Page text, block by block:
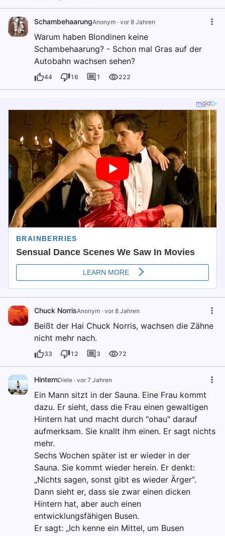
SchambehaarungAnonym · vor 8 Jahren
Warum haben Blondinen keine
Schambehaarung? - Schon mal Gras auf der
Autobahn wachsen sehen?
44 16 1 222
Chuck NorrisAnonym · vor 8 Jahren
Beißt der Hai Chuck Norris, wachsen die Zähne
nicht mehr nach.
33 12 3 72
HinternDiele · vor 7 Jahren
Ein Mann sitzt in der Sauna. Eine Frau kommt
dazu. Er sieht, dass die Frau einen gewaltigen
Hintern hat und macht durch "ohau" darauf
aufmerksam. Sie knallt ihm einen. Er sagt nichts
mehr.
Sechs Wochen später ist er wieder in der
Sauna. Sie kommt wieder herein. Er denkt:
„Nichts sagen, sonst gibt es wieder Ärger“.
Dann sieht er, dass sie zwar einen dicken
Hintern hat, aber auch einen
entwicklungsfähigen Busen.
Er sagt: „Ich kenne ein Mittel, um Busen